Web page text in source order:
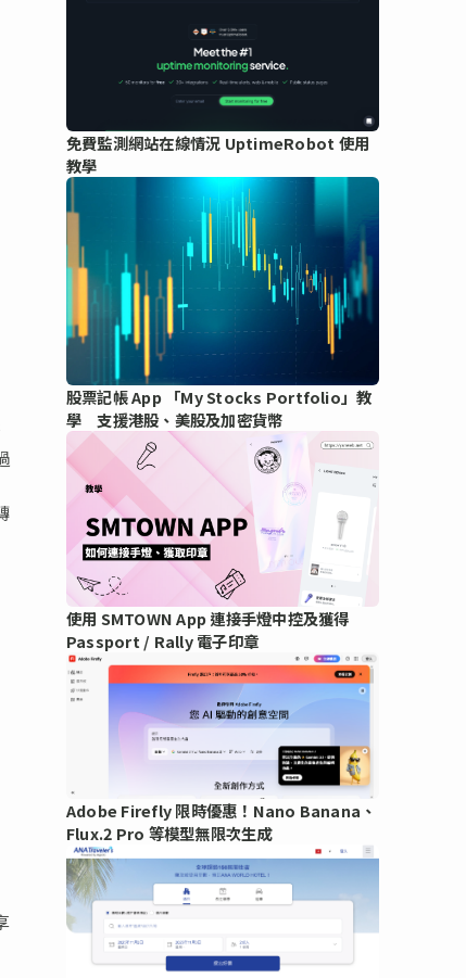
免費監測網站在線情況 UptimeRobot 使用
教學
股票記帳 App 「My Stocks Portfolio」教
學 支援港股、美股及加密貨幣
使用 SMTOWN App 連接手燈中控及獲得
Passport / Rally 電子印章
Adobe Firefly 限時優惠！Nano Banana、
Flux.2 Pro 等模型無限次生成